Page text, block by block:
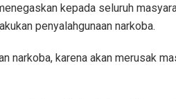
kepada seluruh
penyalahgunaan narkoba.
narkoba, karena akan merusak